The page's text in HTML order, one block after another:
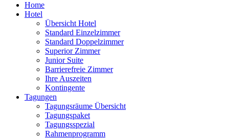
Home
Hotel
Übersicht Hotel
Standard Einzelzimmer
Standard Doppelzimmer
Superior Zimmer
Junior Suite
Barrierefreie Zimmer
Ihre Auszeiten
Kontingente
Tagungen
Tagungsräume Übersicht
Tagungspaket
Tagungsspezial
Rahmenprogramm